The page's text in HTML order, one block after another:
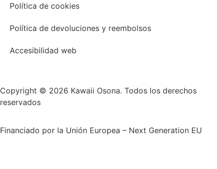
Política de cookies
Política de devoluciones y reembolsos
Accesibilidad web
Copyright © 2026 Kawaii Osona. Todos los derechos
reservados
Financiado por la Unión Europea – Next Generation EU